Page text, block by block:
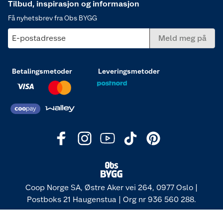
Tilbud, inspirasjon og informasjon
Få nyhetsbrev fra Obs BYGG
E-postadresse Meld meg på
Betalingsmetoder Leveringsmetoder
Coop Norge SA, Østre Aker vei 264, 0977 Oslo |
Postboks 21 Haugenstua | Org nr 936 560 288.